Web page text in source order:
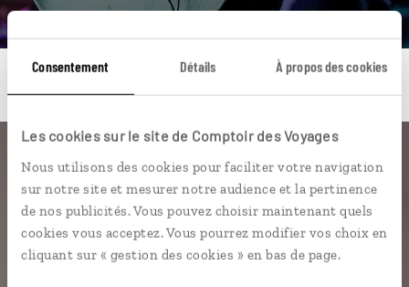
Consentement Détails À propos des cookies
Les cookies sur le site de Comptoir des Voyages
Nous utilisons des cookies pour faciliter votre navigation
sur notre site et mesurer notre audience et la pertinence
de nos publicités. Vous pouvez choisir maintenant quels
cookies vous acceptez. Vous pourrez modifier vos choix en
cliquant sur « gestion des cookies » en bas de page.
Une envie de voyage
particulière ?